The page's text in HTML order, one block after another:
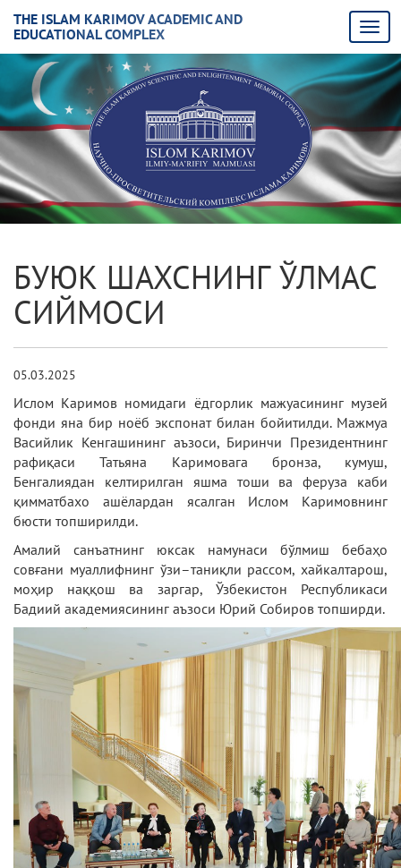
THE ISLAM KARIMOV ACADEMIC AND
EDUCATIONAL COMPLEX
БУЮК ШАХСНИНГ ЎЛМАС
СИЙМОСИ
05.03.2025
Ислом Каримов номидаги ёдгорлик мажуасининг музей
фонди яна бир ноёб экспонат билан бойитилди. Мажмуа
Васийлик Кенгашининг аъзоси, Биринчи Президентнинг
рафиқаси Татьяна Каримовага бронза, кумуш,
Бенгалиядан келтирилган яшма тоши ва феруза каби
қимматбахо ашёлардан ясалган Ислом Каримовнинг
бюсти топширилди.
Амалий санъатнинг юксак намунаси бўлмиш бебаҳо
совғани муаллифнинг ўзи–таниқли рассом, хайкалтарош,
моҳир наққош ва заргар, Ўзбекистон Республикаси
Бадиий академиясининг аъзоси Юрий Собиров топширди.